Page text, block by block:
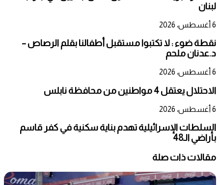
لبنان
6 أغسطس، 2026
نقطة ضوء : لا تكتبوا مستقبل أطفالنا بقلم الرصاص –
د.عدنان ملحم
6 أغسطس، 2026
الاحتلال يعتقل 4 مواطنين من محافظة نابلس
6 أغسطس، 2026
السلطات الإسرائيلية تهدم بناية سكنية في كفر قاسم
بأراضي الـ48
مقالات ذات صلة